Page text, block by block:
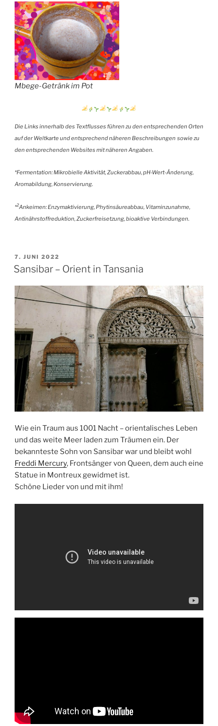
Mbege-Getränk im Pot
Die Links innerhalb des Textflusses führen zu den entsprechenden Orten
auf der Weltkarte und entsprechend näheren Beschreibungen sowie zu
den entsprechenden Websites mit näheren Angaben.
*Fermentation: Mikrobielle Aktivität, Zuckerabbau, pH-Wert-Änderung,
Aromabildung, Konservierung.
*2Ankeimen: Enzymaktivierung, Phytinsäureabbau, Vitaminzunahme,
Antinährstoffreduktion, Zuckerfreisetzung, bioaktive Verbindungen.
VERÖFFENTLICHT
AM
7. JUNI 2022
Sansibar – Orient in Tansania
Wie ein Traum aus 1001 Nacht – orientalisches Leben
und das weite Meer laden zum Träumen ein. Der
bekannteste Sohn von Sansibar war und bleibt wohl
Freddi Mercury, Frontsänger von Queen, dem auch eine
Statue in Montreux gewidmet ist.
Schöne Lieder von und mit ihm!